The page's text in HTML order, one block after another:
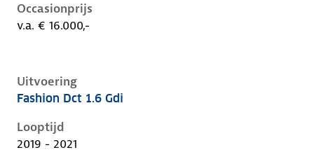
Occasionprijs
v.a. € 16.000,-
Uitvoering
Hyundai Kona i, 1.6 gdi, 104 kW, Hybride (Benzine),
Fashion Dct 1.6 Gdi
Looptijd
2019 - 2021